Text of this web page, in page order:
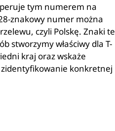
tym numerem na
znakowy numer można
czyli Polskę. Znaki te
stworzymy właściwy dla T-
kraj oraz wskaże
zidentyfikowanie konkretnej